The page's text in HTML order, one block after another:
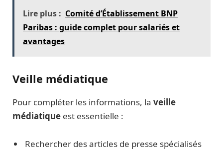
Lire plus : Comité d’Établissement BNP
Paribas : guide complet pour salariés et
avantages
Veille médiatique
Pour compléter les informations, la veille
médiatique est essentielle :
Rechercher des articles de presse spécialisés